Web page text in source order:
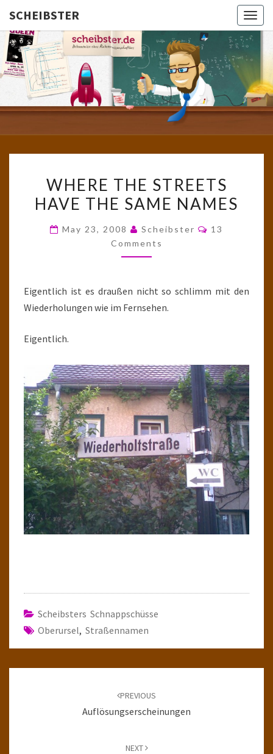
SCHEIBSTER
Gutbürgerliche
Reime Und
Mehr! In
Blogform.
School!
THE
STREETS
THE
SAME
WHERE THE STREETS
HAVE THE SAME NAMES
May 23, 2008 Scheibster Comments
13
Comments
Eigentlich ist es draußen nicht so schlimm mit den
Wiederholungen wie im Fernsehen.
Eigentlich.
Scheibsters Schnappschüsse
Oberursel, Straßennamen
PREVIOUS
Auflösungserscheinungen
NEXT